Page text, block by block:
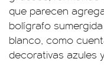
que parecen
bolígrafo
blanco, como
decorativas azules